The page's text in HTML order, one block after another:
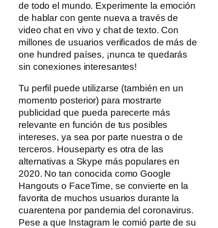
de todo el mundo. Experimente la emoción
de hablar con gente nueva a través de
video chat en vivo y chat de texto. Con
millones de usuarios verificados de más de
one hundred países, ¡nunca te quedarás
sin conexiones interesantes!
Tu perfil puede utilizarse (también en un
momento posterior) para mostrarte
publicidad que pueda parecerte más
relevante en función de tus posibles
intereses, ya sea por parte nuestra o de
terceros. Houseparty es otra de las
alternativas a Skype más populares en
2020. No tan conocida como Google
Hangouts o FaceTime, se convierte en la
favorita de muchos usuarios durante la
cuarentena por pandemia del coronavirus.
Pese a que Instagram le comió parte de su